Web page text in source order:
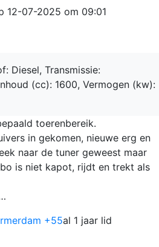
12-07-2025 om 09:01
Diesel, Transmissie:
(cc): 1600, Vermogen (kw):
toerenbereik.
in gekomen, nieuwe erg en
naar de tuner geweest maar
is niet kapot, rijdt en trekt als
+55al 1 jaar lid